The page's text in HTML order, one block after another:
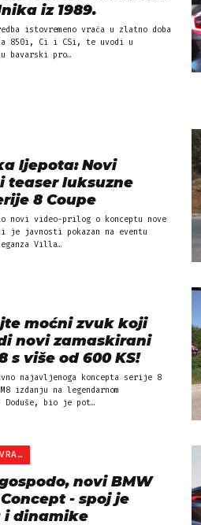
iz 1989.
istovremeno vraća u zlatno doba
850i, Ci i CSi, te uvodi u
bavarski pro…
ljepota: Novi
teaser luksuzne
8 Coupe
novi video-prilog o konceptu nove
javnosti pokazan na eventu
Villa…
moćni zvuk koji
novi zamaskirani
s više od 600 KS!
najavljenoga koncepta serije 8
izdanju na legendarnom
Doduše, bio je pot…
VELIKI POVRATAK
novi BMW
- spoj je
i dinamike